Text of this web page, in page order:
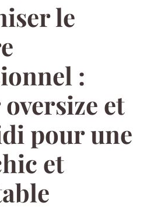
le
:
et
pour une
et